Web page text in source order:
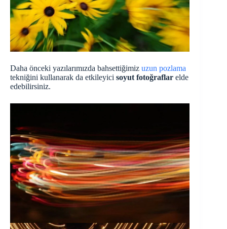
Daha önceki yazılarımızda bahsettiğimiz uzun pozlama
tekniğini kullanarak da etkileyici soyut fotoğraflar elde
edebilirsiniz.